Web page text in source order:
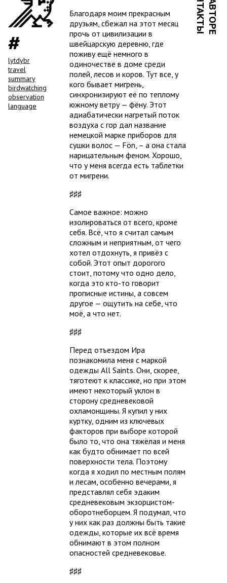
lytdybr
travel
summary
birdwatching
observation
language
Благодаря моим прекрасным
друзьям, сбежал на этот месяц
прочь от цивилизации в
швейцарскую деревню, где
поживу ещё немного в
одиночестве в доме среди
полей, лесов и коров. Тут все, у
кого бывает мигрень,
синхронизируют её по теплому
южному ветру — фёну. Этот
адиабатически нагретый поток
воздуха с гор дал название
немецкой марке приборов для
сушки волос — Fön, – а она стала
нарицательным феном. Хорошо,
что у меня всегда есть таблетки
от мигрени.
♯♯♯
Самое важное: можно
изолироваться от всего, кроме
себя. Всё, что я считал самым
сложным и неприятным, от чего
хотел отдохнуть, я привёз с
собой. Этот опыт дорогого
стоит, потому что одно дело,
когда это кто-то говорит
прописные истины, а совсем
другое — ощутить на себе, что
моё, а что нет.
♯♯♯
Перед отъездом Ира
познакомила меня с маркой
одежды All Saints. Они, скорее,
тяготеют к классике, но при этом
имеют некоторый уклон в
сторону средневековой
охламонщины. Я купил у них
куртку, одним из ключевых
факторов при выборе которой
было то, что она тяжёлая и меня
как будто обнимает по всей
поверхности тела. Поэтому
когда я ходил по местным полям
и лесам, особенно вечерами, я
представлял себя эдаким
средневековым экзорцистом-
оборотнеборцем. Я подумал, что
у них как раз должны быть такие
одежды, которые их всё время
обнимают в этом полном
опасностей средневековье.
♯♯♯